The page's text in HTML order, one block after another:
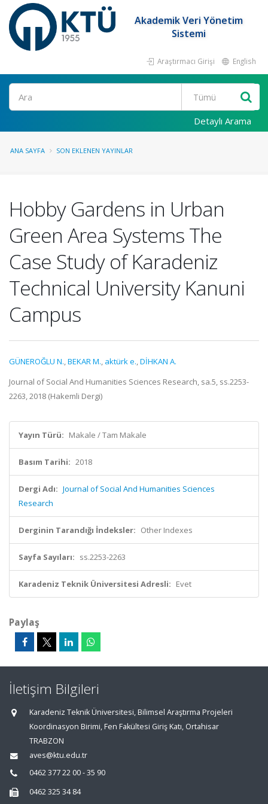
Akademik Veri Yönetim
Sistemi
Araştırmacı Girişi English
Ara
Detaylı Arama
ANA SAYFA SON EKLENEN YAYINLAR
Hobby Gardens in Urban
Green Area Systems The
Case Study of Karadeniz
Technical University Kanuni
Campus
GÜNEROĞLU N.,BEKAR M., aktürk e.,DİHKAN A.
Journal of Social And Humanities Sciences Research, sa.5, ss.2253-
2263, 2018 (Hakemli Dergi)
Yayın Türü: Makale / Tam Makale
Basım Tarihi: 2018
Dergi Adı: Journal of Social And Humanities Sciences
Research
Derginin Tarandığı İndeksler: Other Indexes
Sayfa Sayıları: ss.2253-2263
Karadeniz Teknik Üniversitesi Adresli: Evet
Paylaş
İletişim Bilgileri
Karadeniz Teknik Üniversitesi, Bilimsel Araştırma Projeleri
Koordinasyon Birimi, Fen Fakültesi Giriş Katı, Ortahisar
TRABZON
aves@ktu.edu.tr
0462 377 22 00 - 35 90
0462 325 34 84